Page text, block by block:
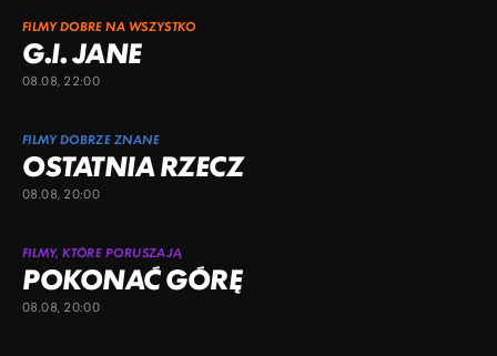
FILMY DOBRE NA WSZYSTKO
G.I. JANE
08.08, 22:00
FILMY DOBRZE ZNANE
OSTATNIA RZECZ
08.08, 20:00
FILMY, KTÓRE PORUSZAJĄ
POKONAĆ GÓRĘ
08.08, 20:00